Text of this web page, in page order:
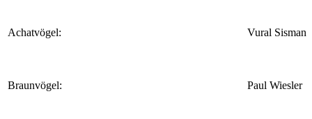
Achatvögel: Vural Sisman
Braunvögel: Paul Wiesler